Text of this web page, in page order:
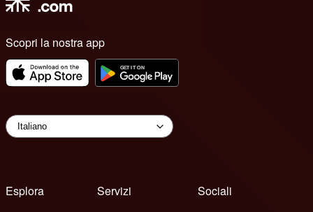
Scopri la nostra app
Esplora
Servizi
Sociali